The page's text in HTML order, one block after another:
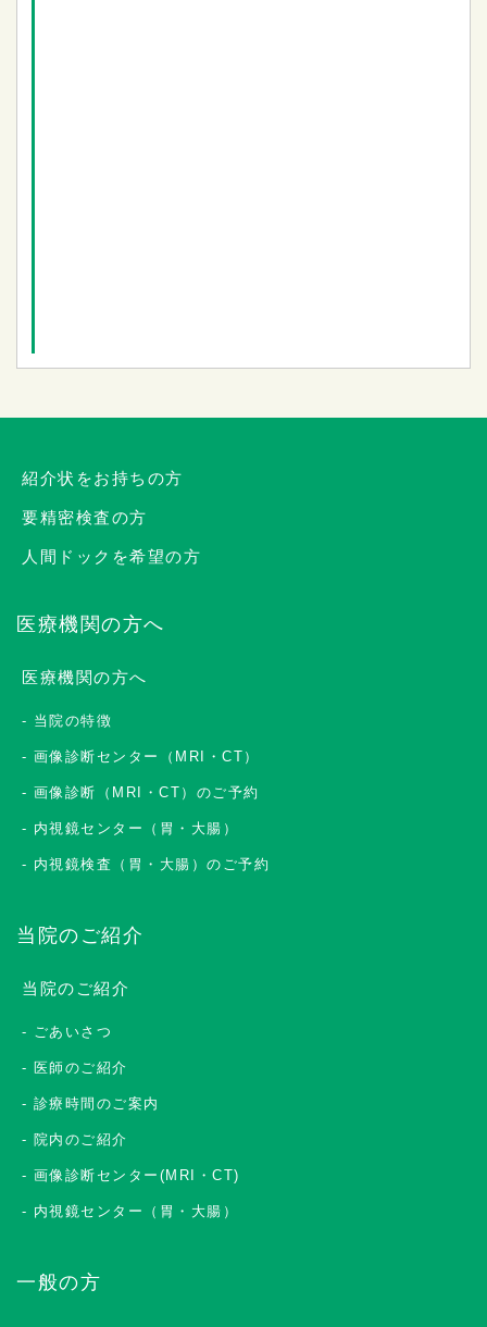
紹介状をお持ちの方
要精密検査の方
人間ドックを希望の方
医療機関の方へ
医療機関の方へ
当院の特徴
画像診断センター（MRI・CT）
画像診断（MRI・CT）のご予約
内視鏡センター（胃・大腸）
内視鏡検査（胃・大腸）のご予約
当院のご紹介
当院のご紹介
ごあいさつ
医師のご紹介
診療時間のご案内
院内のご紹介
画像診断センター(MRI・CT)
内視鏡センター（胃・大腸）
一般の方